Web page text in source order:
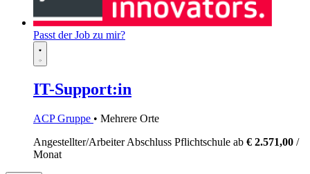
Passt der Job zu mir?
IT-Support:in
ACP Gruppe • Mehrere Orte
Angestellter/ArbeiterAbschluss Pflichtschule ab € 2.571,00 /
Monat